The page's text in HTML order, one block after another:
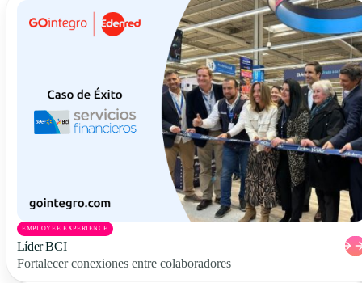
EMPLOYEE EXPERIENCE
Líder BCI
Fortalecer conexiones entre colaboradores